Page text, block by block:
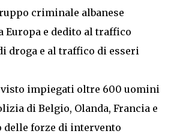
criminale albanese
Europa e dedito al traffico
droga e al traffico di esseri
visto impiegati oltre 600 uomini
di Belgio, Olanda, Francia e
delle forze di intervento